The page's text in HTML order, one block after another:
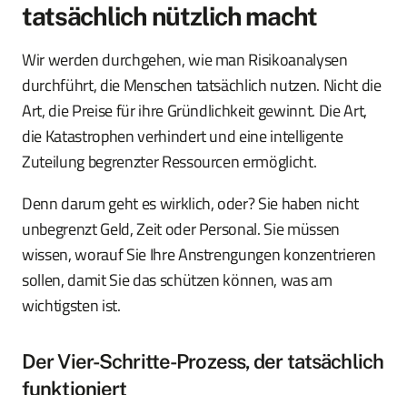
tatsächlich nützlich macht
Wir werden durchgehen, wie man Risikoanalysen
durchführt, die Menschen tatsächlich nutzen. Nicht die
Art, die Preise für ihre Gründlichkeit gewinnt. Die Art,
die Katastrophen verhindert und eine intelligente
Zuteilung begrenzter Ressourcen ermöglicht.
Denn darum geht es wirklich, oder? Sie haben nicht
unbegrenzt Geld, Zeit oder Personal. Sie müssen
wissen, worauf Sie Ihre Anstrengungen konzentrieren
sollen, damit Sie das schützen können, was am
wichtigsten ist.
Der Vier-Schritte-Prozess, der tatsächlich
funktioniert